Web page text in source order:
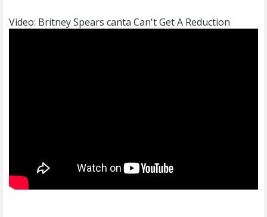
Video: Britney Spears canta Can't Get A Reduction